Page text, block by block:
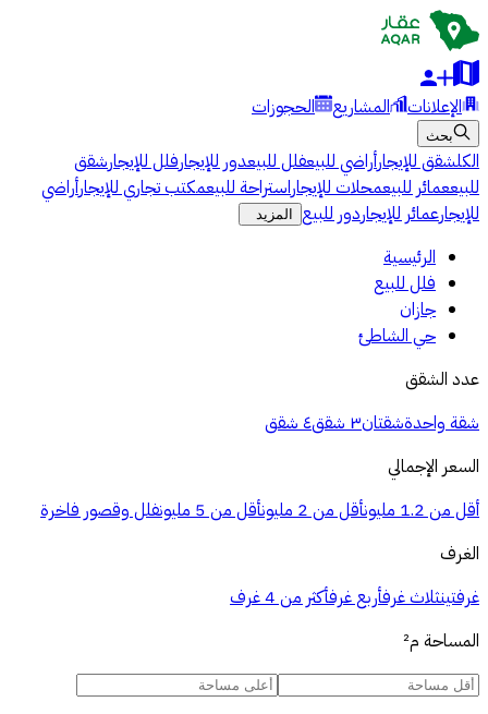
الإعلانات المشاريع الحجوزات
بحث
الكلشقق للإيجارأراضي للبيعفلل للبيعدور للإيجارفلل للإيجارشقق
للبيععمائر للبيعمحلات للإيجاراستراحة للبيعمكتب تجاري للإيجارأراضي
للإيجارعمائر للإيجاردور للبيع المزيد
الرئيسية
فلل للبيع
جازان
حي الشاطئ
عدد الشقق
شقة واحدةشقتان٣ شقق
٤ شقق
السعر الإجمالي
أقل من 1.2 مليون
أقل من 2 مليون أقل من 5 مليون
فلل وقصور فاخرة
الغرف
غرفتينثلاث غرفأربع غرفأكثر من 4 غرف
المساحة م²